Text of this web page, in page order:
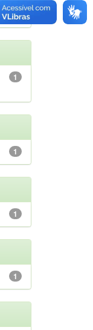
1
1
1
1
1